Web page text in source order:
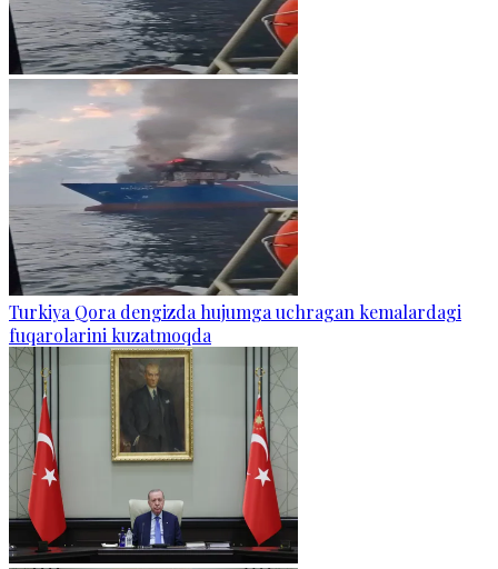
Turkiya Qora dengizda hujumga uchragan kemalardagi
fuqarolarini kuzatmoqda